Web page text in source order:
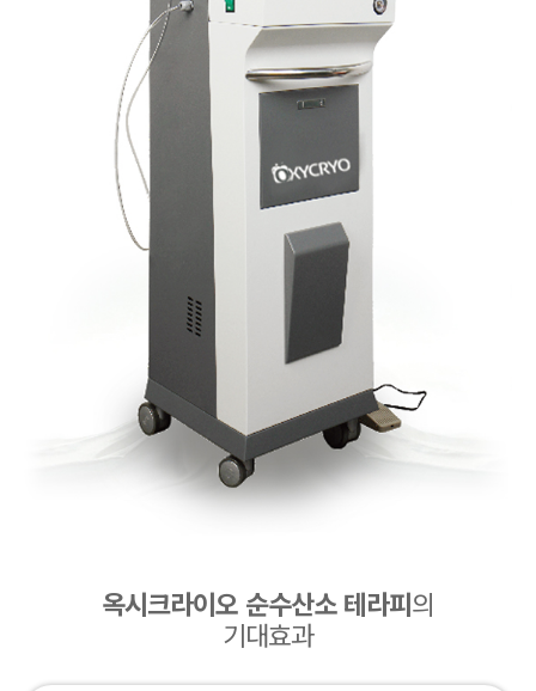
옥시크라이오 순수산소 테라피의
기대효과